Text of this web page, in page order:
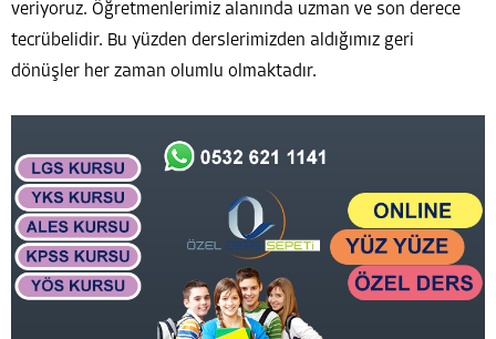
veriyoruz. Öğretmenlerimiz alanında uzman ve son derece
tecrübelidir. Bu yüzden derslerimizden aldığımız geri
dönüşler her zaman olumlu olmaktadır.